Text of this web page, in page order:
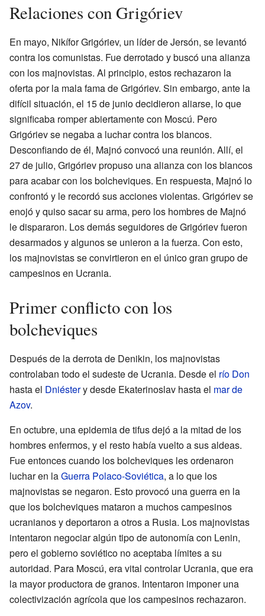
Relaciones con Grigóriev
En mayo, Nikífor Grigóriev, un líder de Jersón, se levantó
contra los comunistas. Fue derrotado y buscó una alianza
con los majnovistas. Al principio, estos rechazaron la
oferta por la mala fama de Grigóriev. Sin embargo, ante la
difícil situación, el 15 de junio decidieron aliarse, lo que
significaba romper abiertamente con Moscú. Pero
Grigóriev se negaba a luchar contra los blancos.
Desconfiando de él, Majnó convocó una reunión. Allí, el
27 de julio, Grigóriev propuso una alianza con los blancos
para acabar con los bolcheviques. En respuesta, Majnó lo
confrontó y le recordó sus acciones violentas. Grigóriev se
enojó y quiso sacar su arma, pero los hombres de Majnó
le dispararon. Los demás seguidores de Grigóriev fueron
desarmados y algunos se unieron a la fuerza. Con esto,
los majnovistas se convirtieron en el único gran grupo de
campesinos en Ucrania.
Primer conflicto con los
bolcheviques
Después de la derrota de Denikin, los majnovistas
controlaban todo el sudeste de Ucrania. Desde el río Don
hasta el Dniéstery desde Ekaterinoslav hasta el mar de
Azov.
En octubre, una epidemia de tifus dejó a la mitad de los
hombres enfermos, y el resto había vuelto a sus aldeas.
Fue entonces cuando los bolcheviques les ordenaron
luchar en laGuerra Polaco-Soviética, a lo que los
majnovistas se negaron. Esto provocó una guerra en la
que los bolcheviques mataron a muchos campesinos
ucranianos y deportaron a otros a Rusia. Los majnovistas
intentaron negociar algún tipo de autonomía con Lenin,
pero el gobierno soviético no aceptaba límites a su
autoridad. Para Moscú, era vital controlar Ucrania, que era
la mayor productora de granos. Intentaron imponer una
colectivización agrícola que los campesinos rechazaron.